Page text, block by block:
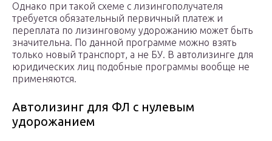
Однако при такой схеме с лизингополучателя
требуется обязательный первичный платеж и
переплата по лизинговому удорожанию может быть
значительна. По данной программе можно взять
только новый транспорт, а не БУ. В автолизинге для
юридических лиц подобные программы вообще не
применяются.
Автолизинг для ФЛ с нулевым
удорожанием